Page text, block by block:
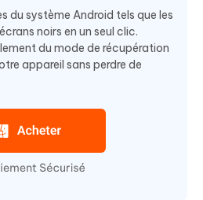
du système Android tels que les
noirs en un seul clic.
du mode de récupération
appareil sans perdre de